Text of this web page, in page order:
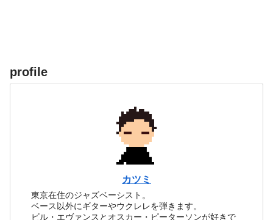
profile
カツミ
東京在住のジャズベーシスト。
ベース以外にギターやウクレレを弾きます。
ビル・エヴァンスとオスカー・ピーターソンが好きで